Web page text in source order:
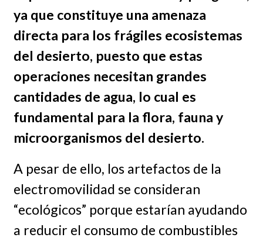
ya que constituye una amenaza
directa para los frágiles ecosistemas
del desierto, puesto que estas
operaciones necesitan grandes
cantidades de agua, lo cual es
fundamental para la flora, fauna y
microorganismos del desierto.
A pesar de ello, los artefactos de la
electromovilidad se consideran
“ecológicos” porque estarían ayudando
a reducir el consumo de combustibles